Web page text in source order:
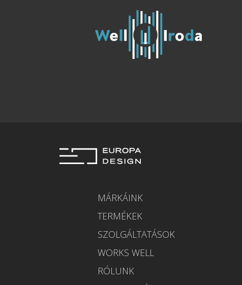
MÁRKÁINK
TERMÉKEK
SZOLGÁLTATÁSOK
WORKS WELL
RÓLUNK